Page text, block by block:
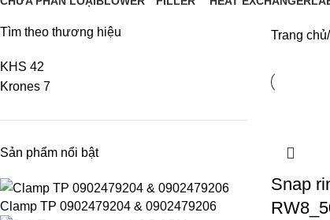
Tìm theo thương hiệu
KHS 42
Krones 7
Sản phẩm nổi bật
Clamp TP 0902479204 & 0902479206
Trang chủ
Snap